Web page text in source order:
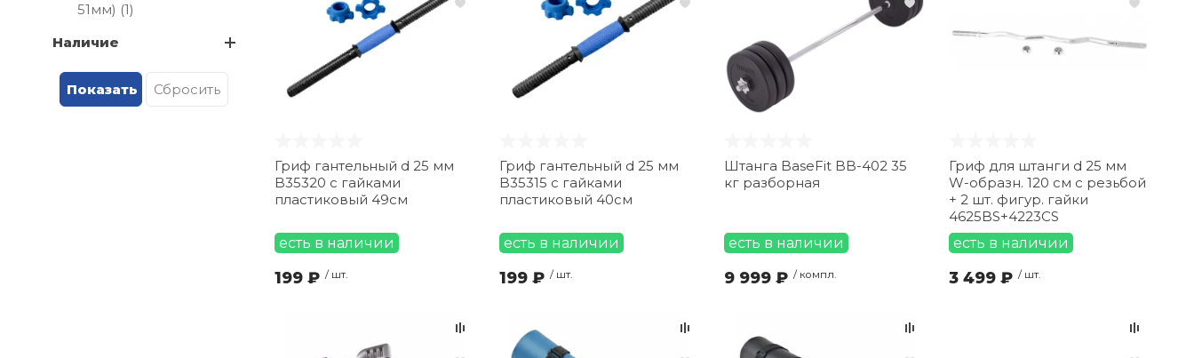
51мм) (1)
Наличие
Гриф гантельный d 25 мм
B35320 с гайками
пластиковый 49см
есть в наличии
199 ₽ / шт.
Гриф гантельный d 25 мм
B35315 с гайками
пластиковый 40см
есть в наличии
199 ₽ / шт.
Штанга BaseFit BB-402 35
кг разборная
есть в наличии
9 999 ₽ / компл.
Гриф для штанги d 25 мм
W-образн. 120 см с резьбой
+ 2 шт. фигур. гайки
4625BS+4223CS
есть в наличии
3 499 ₽ / шт.